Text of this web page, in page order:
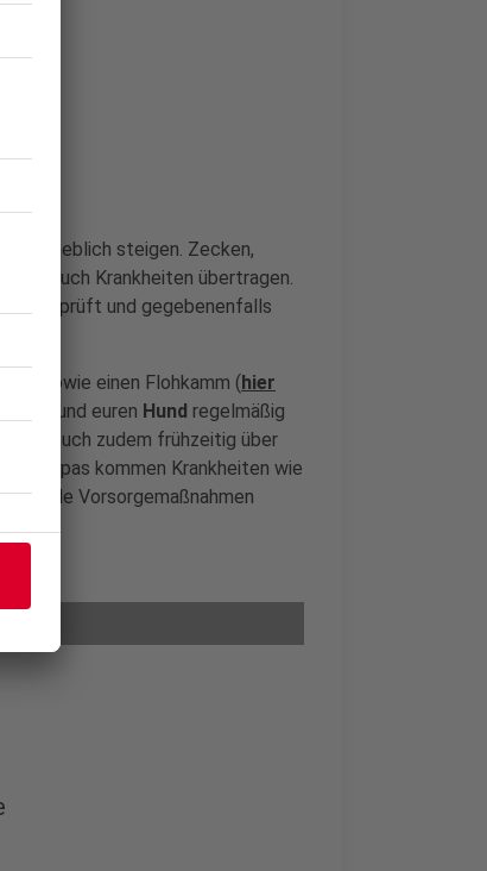
erheblich steigen. Zecken,
auch Krankheiten übertragen.
überprüft und gegebenenfalls
*) sowie einen Flohkamm (hier
und euren Hund regelmäßig
ihr euch zudem frühzeitig über
Europas kommen Krankheiten wie
Vorsorgemaßnahmen